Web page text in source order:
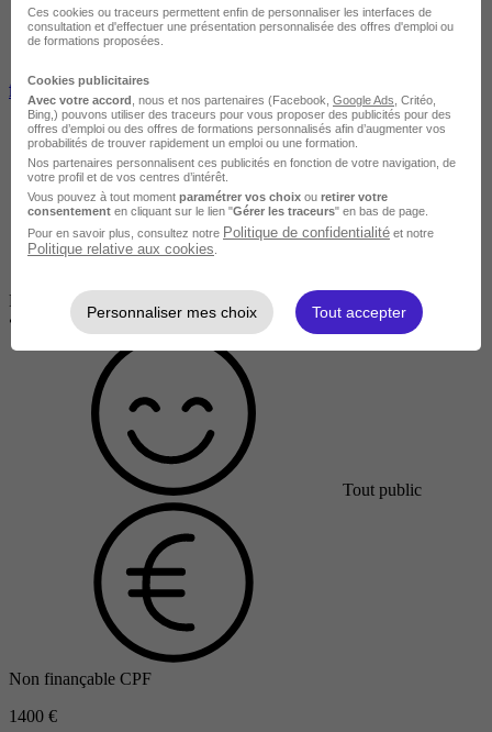
formations therapeutes specialises
ROZÉRIEULLES
•
En centre / En entreprise
Tout public
Non finançable CPF
1400 €
Ces cookies ou traceurs permettent enfin de personnaliser les interfaces de
consultation et d'effectuer une présentation personnalisée des offres d'emploi ou
de formations proposées.
Cookies publicitaires
Avec votre accord , nous et nos partenaires (Facebook, Google Ads , Critéo,
Bing,) pouvons utiliser des traceurs pour vous proposer des publicités pour des
offres d’emploi ou des offres de formations personnalisés afin d’augmenter vos
probabilités de trouver rapidement un emploi ou une formation.
Nos partenaires personnalisent ces publicités en fonction de votre navigation, de
votre profil et de vos centres d’intérêt.
Vous pouvez à tout moment paramétrer vos choix ou retirer votre
consentement en cliquant sur le lien "Gérer les traceurs" en bas de page.
Pour en savoir plus, consultez notre Politique de confidentialité et notre
Politique relative aux cookies
Personnaliser mes choix Tout accepter